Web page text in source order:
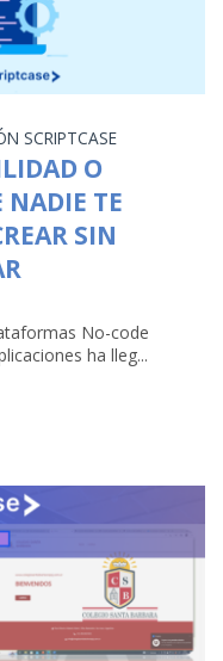
SCRIPTCASE
O
NADIE TE
SIN
No-code
ha lleg...